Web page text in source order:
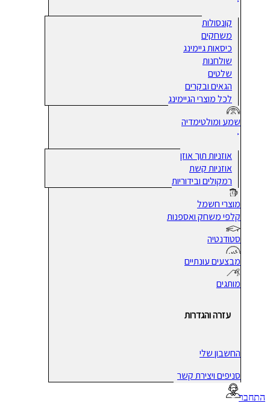
קונסולות
משחקים
כיסאות גיימינג
שולחנות
שלטים
הגאים ובקרים
לכל מוצרי הגיימינג
שמע ומולטימדיה
אוזניות תוך אוזן
אוזניות קשת
רמקולים ובידוריות
מוצרי חשמל
קלפי משחק ואספנות
סטודנטיה
מבצעים עונתיים
מותגים
עזרה והגדרות
החשבון שלי
סניפים ויצירת קשר